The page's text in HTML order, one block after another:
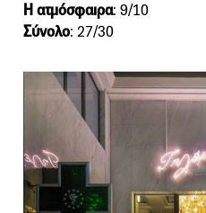
Η ατμόσφαιρα: 9/10
Σύνολο: 27/30